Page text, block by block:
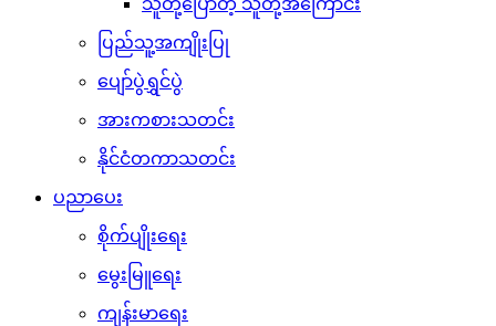
ပြည်သူ့အကျိုးပြု
ပျော်ပွဲရွှင်ပွဲ
အားကစားသတင်း
နိုင်ငံတကာသတင်း
ပညာပေး
စိုက်ပျိုးရေး
မွေးမြူရေး
ကျန်းမာရေး